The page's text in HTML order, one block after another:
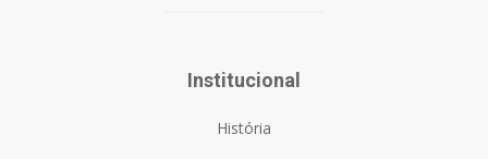
Institucional
História